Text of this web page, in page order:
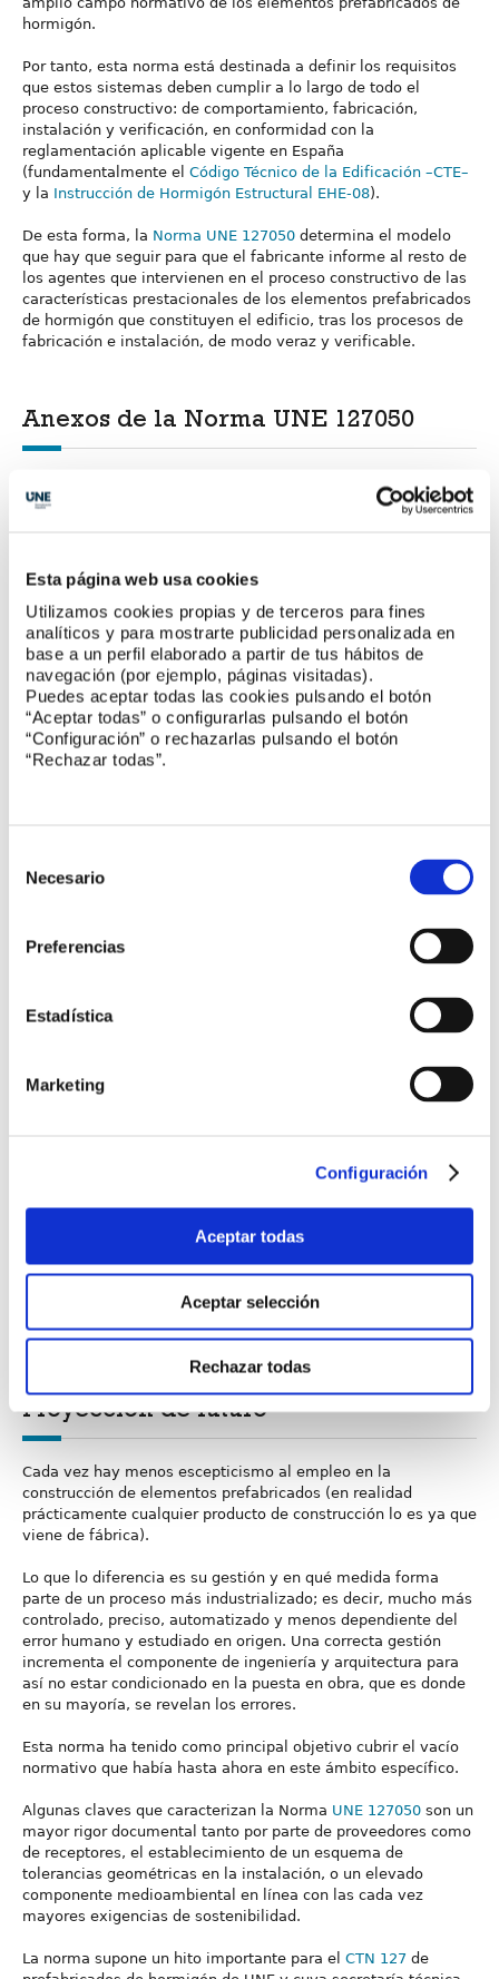
Esta página web usa cookies
Utilizamos cookies propias y de terceros para fines
analíticos y para mostrarte publicidad personalizada en
base a un perfil elaborado a partir de tus hábitos de
navegación (por ejemplo, páginas visitadas).
Puedes aceptar todas las cookies pulsando el botón
“Aceptar todas” o configurarlas pulsando el botón
“Configuración” o rechazarlas pulsando el botón
“Rechazar todas”.
Necesario
Preferencias
Estadística
Marketing
Configuración
Aceptar todas
Aceptar selección
Rechazar todas
hormigón.
Por tanto, esta norma está destinada a definir los requisitos
que estos sistemas deben cumplir a lo largo de todo el
proceso constructivo: de comportamiento, fabricación,
instalación y verificación, en conformidad con la
reglamentación aplicable vigente en España
(fundamentalmente el Código Técnico de la Edificación –CTE–
y la Instrucción de Hormigón Estructural EHE-08).
De esta forma, la Norma UNE 127050 determina el modelo
que hay que seguir para que el fabricante informe al resto de
los agentes que intervienen en el proceso constructivo de las
características prestacionales de los elementos prefabricados
de hormigón que constituyen el edificio, tras los procesos de
fabricación e instalación, de modo veraz y verificable.
Anexos de la Norma UNE 127050
contribuye al cumplimiento
de los Objetivos de Desarrollo
Sostenible de la ONU
Proyección de futuro
Cada vez hay menos escepticismo al empleo en la
construcción de elementos prefabricados (en realidad
prácticamente cualquier producto de construcción lo es ya que
viene de fábrica).
Lo que lo diferencia es su gestión y en qué medida forma
parte de un proceso más industrializado; es decir, mucho más
controlado, preciso, automatizado y menos dependiente del
error humano y estudiado en origen. Una correcta gestión
incrementa el componente de ingeniería y arquitectura para
así no estar condicionado en la puesta en obra, que es donde
en su mayoría, se revelan los errores.
Esta norma ha tenido como principal objetivo cubrir el vacío
normativo que había hasta ahora en este ámbito específico.
Algunas claves que caracterizan la Norma UNE 127050 son un
mayor rigor documental tanto por parte de proveedores como
de receptores, el establecimiento de un esquema de
tolerancias geométricas en la instalación, o un elevado
componente medioambiental en línea con las cada vez
mayores exigencias de sostenibilidad.
La norma supone un hito importante para el CTN 127 de